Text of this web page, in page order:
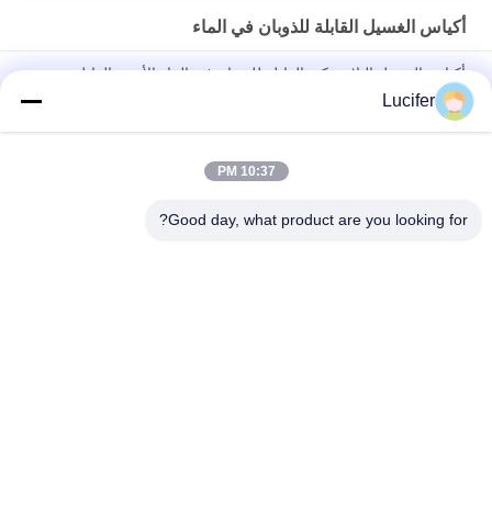
أكياس الغسيل القابلة للذوبان في الماء
أكياس الغسيل البلاستيكية القابلة للذوبان في الماء الأحمر القابل
للتصرف للطب / المستشفى
حقيبة الغسيل القابلة للذوبان في الماء PVA القابل للتصرف ، أكياس
Lucifer
10:37 PM
Good day, what product are you looking for?